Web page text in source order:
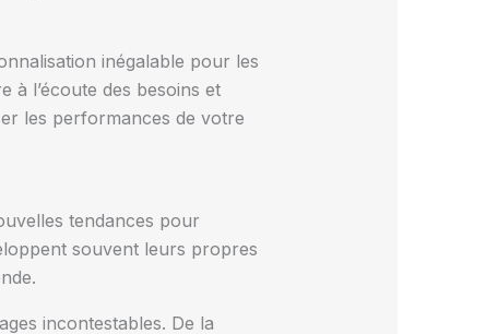
inégalable pour les
à l’écoute des besoins et
les performances de votre
tendances pour
souvent leurs propres
incontestables. De la